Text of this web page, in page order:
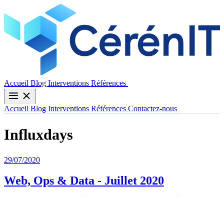
Accueil Blog Interventions Références
Accueil Blog Interventions Références Contactez-nous
Influxdays
29/07/2020
Web, Ops & Data - Juillet 2020